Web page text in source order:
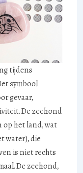
tijdens
symbool
gevaar,
De zeehond
op het land, wat
water), die
is niet rechts
De zeehond,